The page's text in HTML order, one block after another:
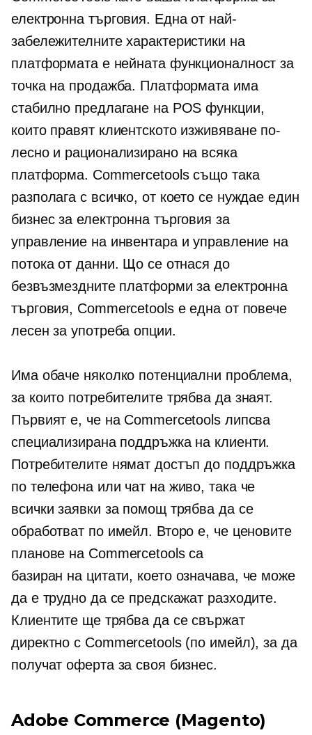
електронна търговия. Една от най-
забележителните характеристики на
платформата е нейната функционалност за
точка на продажба. Платформата има
стабилно предлагане на POS функции,
които правят клиентското изживяване по-
лесно и рационализирано на всяка
платформа. Commercetools също така
разполага с всичко, от което се нуждае един
бизнес за електронна търговия за
управление на инвентара и управление на
потока от данни. Що се отнася до
безвъзмездните платформи за електронна
търговия, Commercetools е една от повече
лесен за употреба опции.
Има обаче няколко потенциални проблема,
за които потребителите трябва да знаят.
Първият е, че на Commercetools липсва
специализирана поддръжка на клиенти.
Потребителите нямат достъп до поддръжка
по телефона или чат на живо, така че
всички заявки за помощ трябва да се
обработват по имейл. Второ е, че ценовите
планове на Commercetools са
базиран на цитати, което означава, че може
да е трудно да се предскажат разходите.
Клиентите ще трябва да се свържат
директно с Commercetools (по имейл), за да
получат оферта за своя бизнес.
Adobe Commerce (Magento)